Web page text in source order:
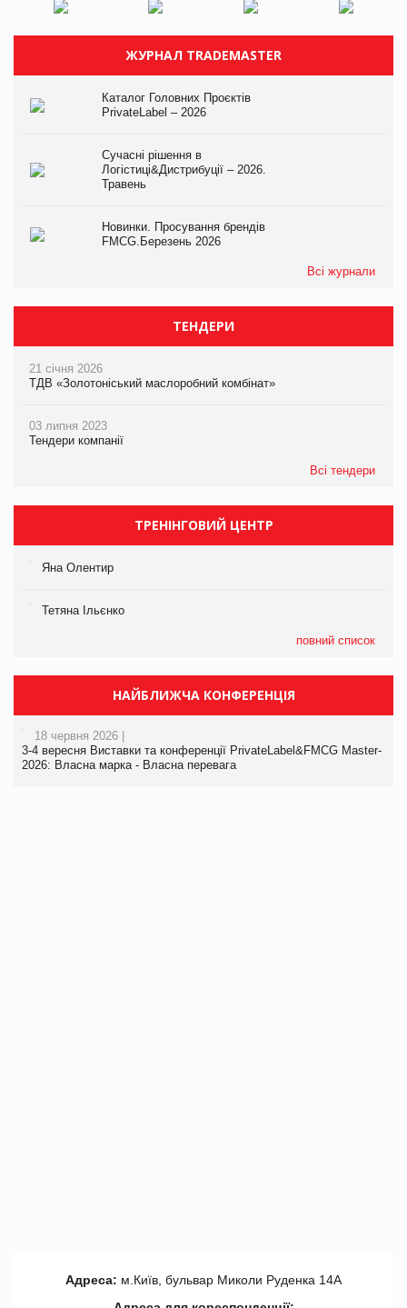
ЖУРНАЛ TRADEMASTER
Каталог Головних Проєктів
PrivateLabel – 2026
Сучасні рішення в
Логістиці&Дистрибуції – 2026.
Травень
Новинки. Просування брендів
FMCG.Березень 2026
Всі журнали
ТЕНДЕРИ
21 січня 2026
ТДВ «Золотоніський маслоробний комбінат»
03 липня 2023
Тендери компанії
Всі тендери
ТРЕНІНГОВИЙ ЦЕНТР
Яна Олентир
Тетяна Ільєнко
повний список
НАЙБЛИЖЧА КОНФЕРЕНЦІЯ
18 червня 2026 |
3-4 вересня Виставки та конференції PrivateLabel&FMCG Master-
2026: Власна марка - Власна перевага
Адреса: м.Київ, бульвар Миколи Руденка 14А